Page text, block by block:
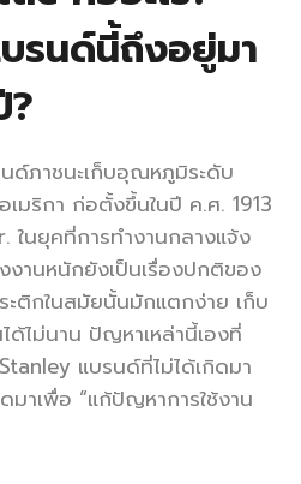
รนด์นี้ถึงอยู่มา
ด์ภาชนะเก็บอุณหภูมิระดับ
เมริกา ก่อตั้งขึ้นในปี ค.ศ. 1913
ในยุคที่การทำงานกลางแจ้ง
งานหนักยังเป็นเรื่องปกติของ
ะติกในสมัยนั้นมักแตกง่าย เก็บ
ด้ไม่นาน ปัญหาเหล่านี้เองที่
แบรนด์ที่ไม่ได้เกิดมา
มาเพื่อ “แก้ปัญหาการใช้งาน